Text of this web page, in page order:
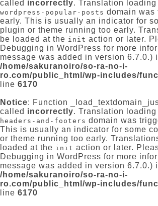
called incorrectly. Translation loading
wordpress-popular-posts domain was
early. This is usually an indicator for
plugin or theme running too early.
be loaded at the init action or later.
Debugging in WordPress for more
message was added in version 6.7.0.)
/home/sakuranoiro/so-ra-no-i-
ro.com/public_html/wp-includes/
line 6170
Notice: Function
called incorrectly. Translation loading
headers-and-footers domain was
This is usually an indicator for some
or theme running too early.
loaded at the init action or later.
Debugging in WordPress for more
message was added in version 6.7.0.)
/home/sakuranoiro/so-ra-no-i-
ro.com/public_html/wp-includes/
line 6170